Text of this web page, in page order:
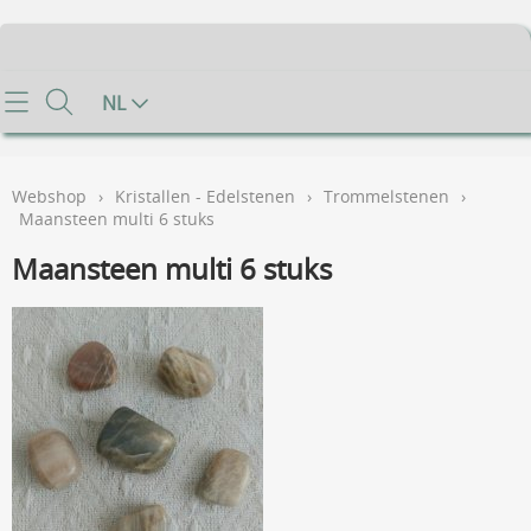
Home
Contact
Mijn account
Gastenboek
Voorwaarden
FAQ
NL
Webshop › Kristallen - Edelstenen › Trommelstenen
›
Maansteen multi 6 stuks
Maansteen multi 6 stuks